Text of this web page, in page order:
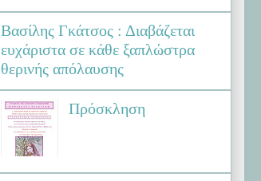
Βασίλης Γκάτσος : Διαβάζεται
ευχάριστα σε κάθε ξαπλώστρα
θερινής απόλαυσης
Πρόσκληση